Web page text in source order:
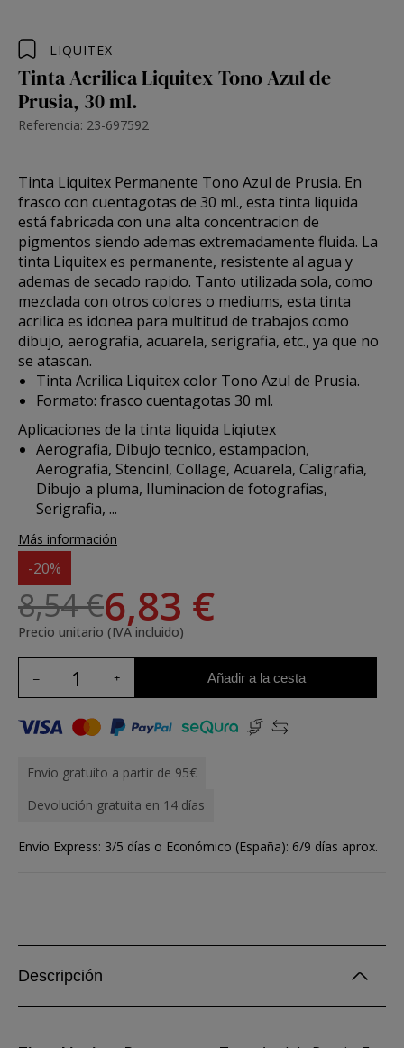
LIQUITEX
Tinta Acrilica Liquitex Tono Azul de
Prusia, 30 ml.
Referencia: 23-697592
Tinta Liquitex Permanente Tono Azul de Prusia. En
frasco con cuentagotas de 30 ml., esta tinta liquida
está fabricada con una alta concentracion de
pigmentos siendo ademas extremadamente fluida. La
tinta Liquitex es permanente, resistente al agua y
ademas de secado rapido. Tanto utilizada sola, como
mezclada con otros colores o mediums, esta tinta
acrilica es idonea para multitud de trabajos como
dibujo, aerografia, acuarela, serigrafia, etc., ya que no
se atascan.
Tinta Acrilica Liquitex color Tono Azul de Prusia.
Formato: frasco cuentagotas 30 ml.
Aplicaciones de la tinta liquida Liqiutex
Aerografia, Dibujo tecnico, estampacion,
Aerografia, Stencinl, Collage, Acuarela, Caligrafia,
Dibujo a pluma, Iluminacion de fotografias,
Serigrafia, ...
Más información
-20%
8,54 €6,83 €
Precio unitario (IVA incluido)
Añadir a la cesta
Envío gratuito a partir de 95€
Devolución gratuita en 14 días
Envío Express: 3/5 días o Económico (España): 6/9 días aprox.
Descripción